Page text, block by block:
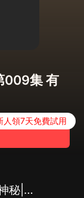
009集 有
人領7天免費試用
甜妻妖嬈：閃婚老公很神秘|現言總裁|甜寵馬甲